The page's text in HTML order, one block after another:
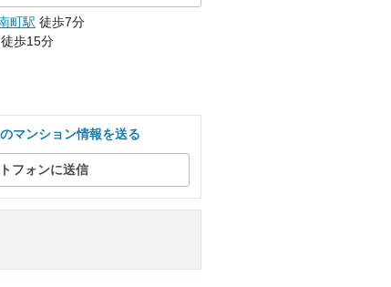
町駅 徒歩7分
徒歩15分
マンション情報を送る
フォンに送信